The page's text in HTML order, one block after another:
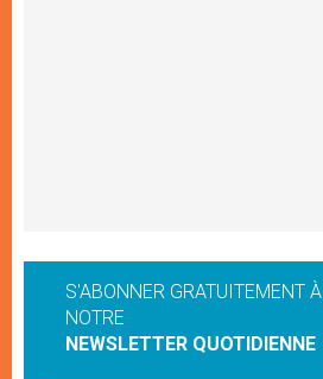
S'ABONNER GRATUITEMENT À
NOTRE
NEWSLETTER QUOTIDIENNE